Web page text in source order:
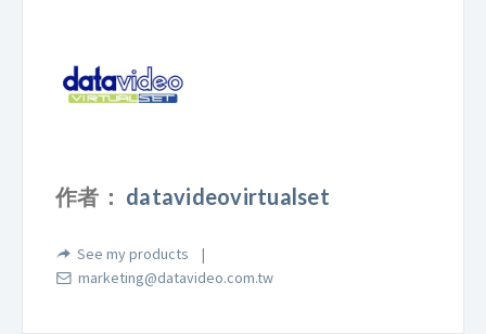
作者： datavideovirtualset
See my products
marketing@datavideo.com.tw